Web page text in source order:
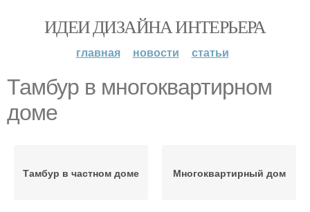
ИДЕИ ДИЗАЙНА ИНТЕРЬЕРА
главная новости статьи
Тамбур в многоквартирном
доме
Тамбур в частном доме Многоквартирный дом